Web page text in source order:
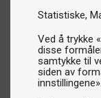
Statistiske
Ved å trykke
disse
samtykke til
siden av
innstillingene».